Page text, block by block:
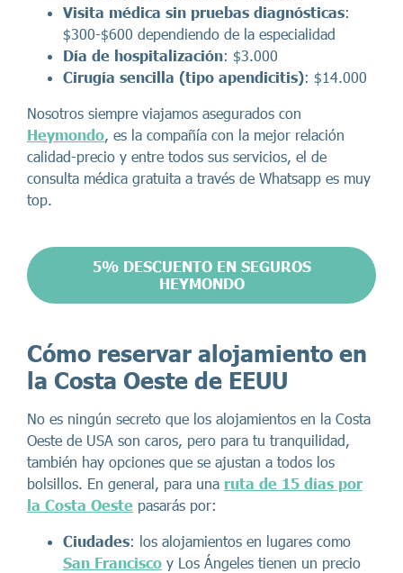
Visita médica sin pruebas diagnósticas:
$300-$600 dependiendo de la especialidad
Día de hospitalización: $3.000
Cirugía sencilla (tipo apendicitis): $14.000
Nosotros siempre viajamos asegurados con
Heymondo , es la compañía con la mejor relación
calidad-precio y entre todos sus servicios, el de
consulta médica gratuita a través de Whatsapp es muy
top.
5% DESCUENTO EN SEGUROS
HEYMONDO
Cómo reservar alojamiento en
la Costa Oeste de EEUU
No es ningún secreto que los alojamientos en la Costa
Oeste de USA son caros, pero para tu tranquilidad,
también hay opciones que se ajustan a todos los
bolsillos. En general, para una ruta de 15 días por
la Costa Oeste pasarás por:
Ciudades: los alojamientos en lugares como
San Francisco y Los Ángeles tienen un precio